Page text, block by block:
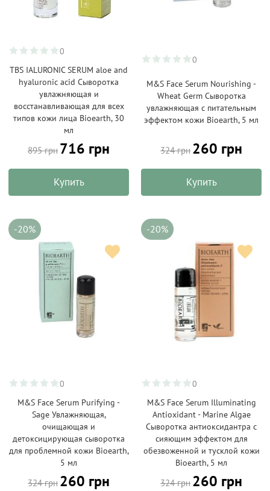
0
TBS IALURONIC SERUM aloe and
hyaluronic acid Сыворотка
увлажняющая и
восстанавливающая для всех
типов кожи лица Bioearth, 30
мл
895 грн 716 грн
Купить
0
M&S Face Serum Nourishing -
Wheat Germ Сыворотка
увлажняющая с питательным
эффектом кожи Bioearth, 5 мл
324 грн 260 грн
Купить
-20%
0
M&S Face Serum Purifying -
Sage Увлажняющая,
очищающая и
детоксицирующая сыворотка
для проблемной кожи Bioearth,
5 мл
324 грн 260 грн
-20%
0
M&S Face Serum Illuminating
Antioxidant - Marine Algae
Сыворотка антиоксидантра с
сияющим эффектом для
обезвоженной и тусклой кожи
Bioearth, 5 мл
324 грн 260 грн